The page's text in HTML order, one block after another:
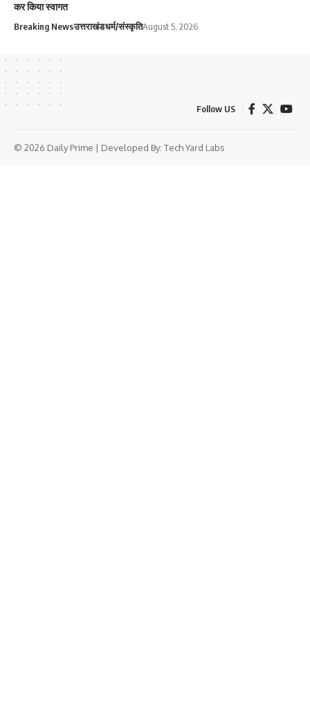
कर किया स्वागत
Breaking Newsउत्तराखंडधर्म/संस्कृतिAugust 5, 2026
Follow US
© 2026 Daily Prime | Developed By: Tech Yard Labs